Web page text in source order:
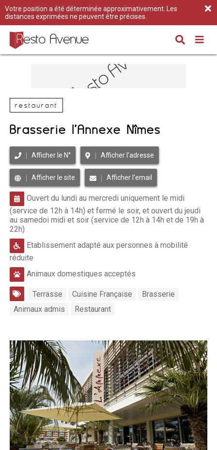
Votre position a été déterminée approximativement. Les
distances exprimées ne peuvent être précises.
restaurant
Brasserie l’Annexe Nîmes
Afficher le N° Afficher l'adresse
Afficher le site Afficher l'email
Ouvert du lundi au mercredi uniquement le midi
(service de 12h à 14h) et fermé le soir, et ouvert du jeudi
au samedoi midi et soir (service de 12h à 14h et de 19h à
22h)
Etablissement adapté aux personnes à mobilité
réduite
Animaux domestiques acceptés
Terrasse Cuisine Française
Brasserie
Animaux admis
Restaurant